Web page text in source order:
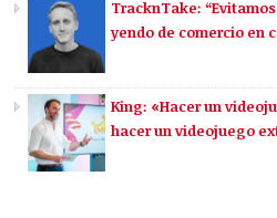
TracknTake:
yendo de comercio en
King: «Hacer un
hacer un videojuego